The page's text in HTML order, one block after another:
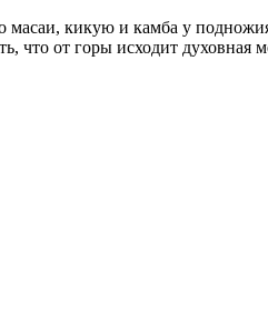
кикую и камба у
что от горы исходит духовная